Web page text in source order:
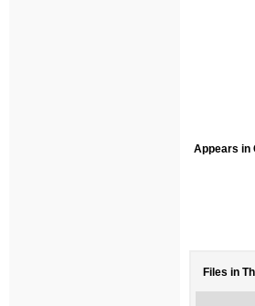
Appears in
Files in